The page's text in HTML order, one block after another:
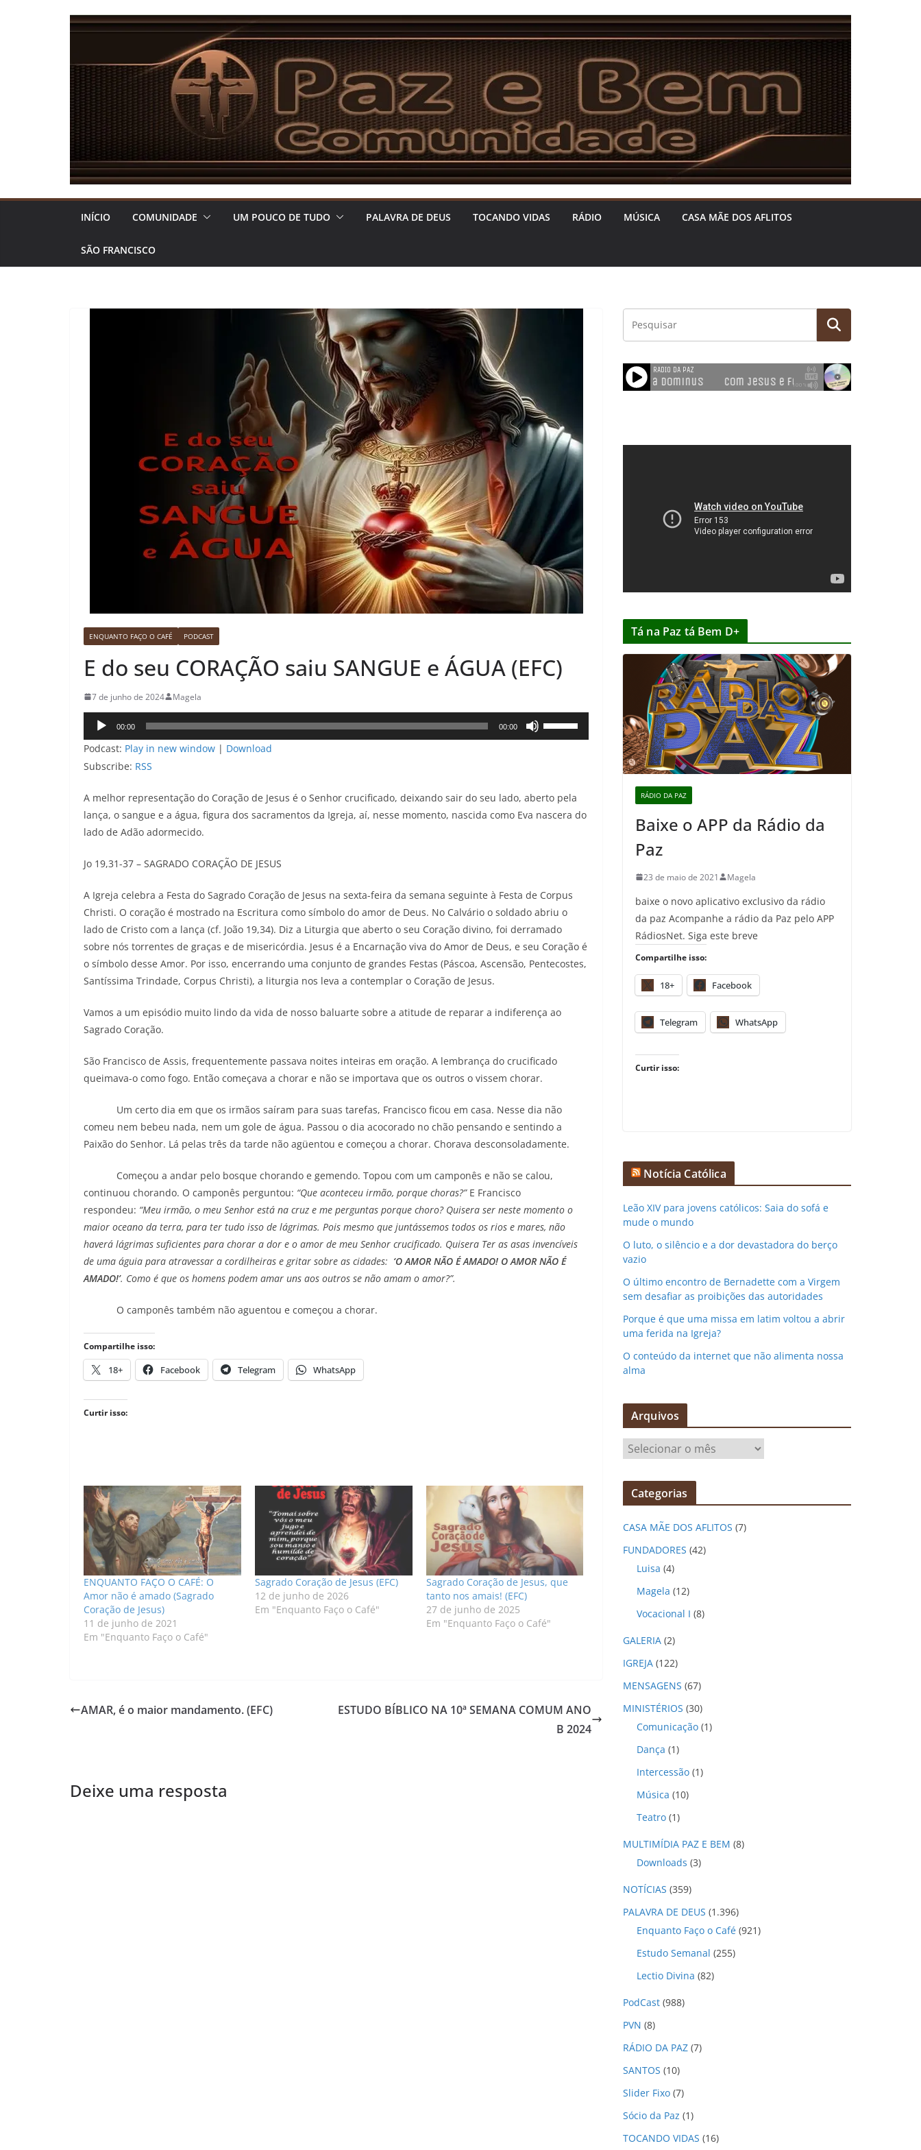
INÍCIO COMUNIDADE UM POUCO DE TUDO PALAVRA DE DEUS TOCANDO VIDAS RÁDIO MÚSICA CASA MÃE DOS AFLITOS
SÃO FRANCISCO
ENQUANTO FAÇO O CAFÉ PODCAST
E do seu CORAÇÃO saiu SANGUE e ÁGUA (EFC)
7 de junho de 2024 Magela
Tocador
de
áudio
00:00 00:00
Use
as
cima
ou
aumentar
ou
diminuir
o
volume.
Podcast: Play in new window | Download
Subscribe: RSS
A melhor representação do Coração de Jesus é o Senhor crucificado, deixando sair do seu lado, aberto pela
lança, o sangue e a água, figura dos sacramentos da Igreja, aí, nesse momento, nascida como Eva nascera do
lado de Adão adormecido.
Jo 19,31-37 – SAGRADO CORAÇÃO DE JESUS
A Igreja celebra a Festa do Sagrado Coração de Jesus na sexta-feira da semana seguinte à Festa de Corpus
Christi. O coração é mostrado na Escritura como símbolo do amor de Deus. No Calvário o soldado abriu o
lado de Cristo com a lança (cf. João 19,34). Diz a Liturgia que aberto o seu Coração divino, foi derramado
sobre nós torrentes de graças e de misericórdia. Jesus é a Encarnação viva do Amor de Deus, e seu Coração é
o símbolo desse Amor. Por isso, encerrando uma conjunto de grandes Festas (Páscoa, Ascensão, Pentecostes,
Santíssima Trindade, Corpus Christi), a liturgia nos leva a contemplar o Coração de Jesus.
Vamos a um episódio muito lindo da vida de nosso baluarte sobre a atitude de reparar a indiferença ao
Sagrado Coração.
São Francisco de Assis, frequentemente passava noites inteiras em oração. A lembrança do crucificado
queimava-o como fogo. Então começava a chorar e não se importava que os outros o vissem chorar.
Um certo dia em que os irmãos saíram para suas tarefas, Francisco ficou em casa. Nesse dia não
comeu nem bebeu nada, nem um gole de água. Passou o dia acocorado no chão pensando e sentindo a
Paixão do Senhor. Lá pelas três da tarde não agüentou e começou a chorar. Chorava desconsoladamente.
Começou a andar pelo bosque chorando e gemendo. Topou com um camponês e não se calou,
continuou chorando. O camponês perguntou: “Que aconteceu irmão, porque choras?”E Francisco
respondeu: “Meu irmão, o meu Senhor está na cruz e me perguntas porque choro? Quisera ser neste momento o
maior oceano da terra, para ter tudo isso de lágrimas. Pois mesmo que juntássemos todos os rios e mares, não
haverá lágrimas suficientes para chorar a dor e o amor de meu Senhor crucificado. Quisera Ter as asas invencíveis
de uma águia para atravessar a cordilheiras e gritar sobre as cidades: ‘O AMOR NÃO É AMADO! O AMOR NÃO É
AMADO!’. Como é que os homens podem amar uns aos outros se não amam o amor?”.
O camponês também não aguentou e começou a chorar.
Compartilhe isso:
18+ Facebook Telegram WhatsApp
Curtir isso:
ENQUANTO FAÇO O CAFÉ: O
Amor não é amado (Sagrado
Coração de Jesus)
11 de junho de 2021
Em "Enquanto Faço o Café"
Sagrado Coração de Jesus (EFC)
12 de junho de 2026
Em "Enquanto Faço o Café"
Sagrado Coração de Jesus, que
tanto nos amais! (EFC)
27 de junho de 2025
Em "Enquanto Faço o Café"
AMAR, é o maior mandamento. (EFC)
ESTUDO BÍBLICO NA 10ª SEMANA COMUM ANO
B 2024
Deixe uma resposta
Tá na Paz tá Bem D+
RÁDIO DA PAZ
Baixe o APP da Rádio da
Paz
23 de maio de 2021 Magela
baixe o novo aplicativo exclusivo da rádio
da paz Acompanhe a rádio da Paz pelo APP
RádiosNet. Siga este breve
Compartilhe isso:
18+ Facebook
Telegram WhatsApp
Curtir isso:
Notícia Católica
Leão XIV para jovens católicos: Saia do sofá e
mude o mundo
O luto, o silêncio e a dor devastadora do berço
vazio
O último encontro de Bernadette com a Virgem
sem desafiar as proibições das autoridades
Porque é que uma missa em latim voltou a abrir
uma ferida na Igreja?
O conteúdo da internet que não alimenta nossa
alma
Arquivos
r
q
v
o
Categorias
CASA MÃE DOS AFLITOS (7)
FUNDADORES (42)
Luisa (4)
Magela (12)
Vocacional I (8)
GALERIA (2)
IGREJA (122)
MENSAGENS (67)
MINISTÉRIOS (30)
Comunicação (1)
Dança (1)
Intercessão (1)
Música (10)
Teatro (1)
MULTIMÍDIA PAZ E BEM (8)
Downloads (3)
NOTÍCIAS (359)
PALAVRA DE DEUS (1.396)
Enquanto Faço o Café (921)
Estudo Semanal (255)
Lectio Divina (82)
PodCast (988)
PVN (8)
RÁDIO DA PAZ (7)
SANTOS (10)
Slider Fixo (7)
Sócio da Paz (1)
TOCANDO VIDAS (16)